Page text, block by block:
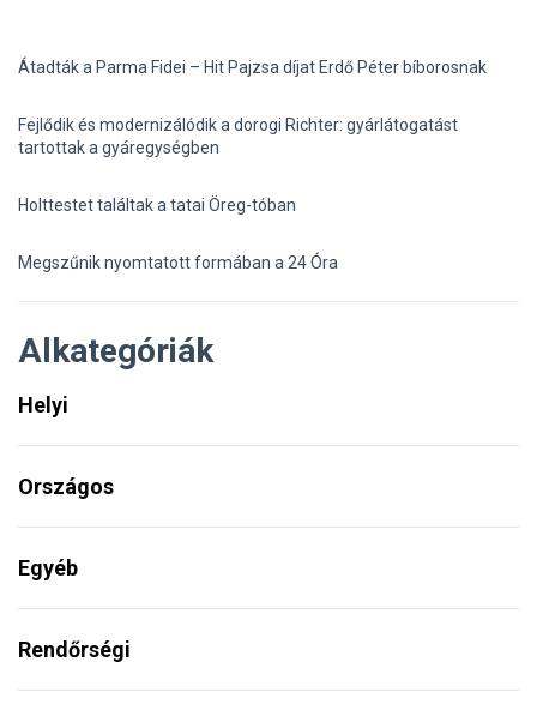
Átadták a Parma Fidei – Hit Pajzsa díjat Erdő Péter bíborosnak
Fejlődik és modernizálódik a dorogi Richter: gyárlátogatást
tartottak a gyáregységben
Holttestet találtak a tatai Öreg-tóban
Megszűnik nyomtatott formában a 24 Óra
Alkategóriák
Helyi
Országos
Egyéb
Rendőrségi